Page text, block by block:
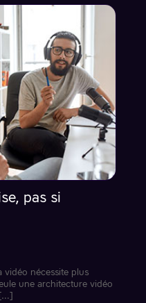
pas si
vidéo nécessite plus
une architecture vidéo